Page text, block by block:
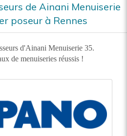
de Ainani Menuiserie
poseur à Rennes
d'Ainani Menuiserie 35.
de menuiseries réussis !